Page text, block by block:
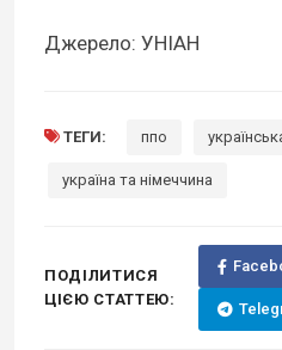
Джерело: УНІАН
ТЕГИ: ппо
україна та німеччина
ПОДІЛИТИСЯ
ЦІЄЮ СТАТТЕЮ: